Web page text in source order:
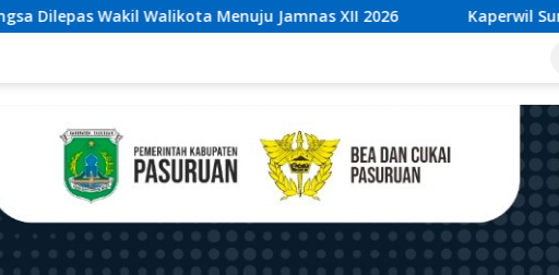
XII 2026 Kaperwil Sumsel Media Rajawalinews Angkat